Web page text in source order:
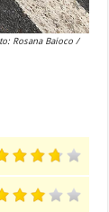
Rosana Baioco /